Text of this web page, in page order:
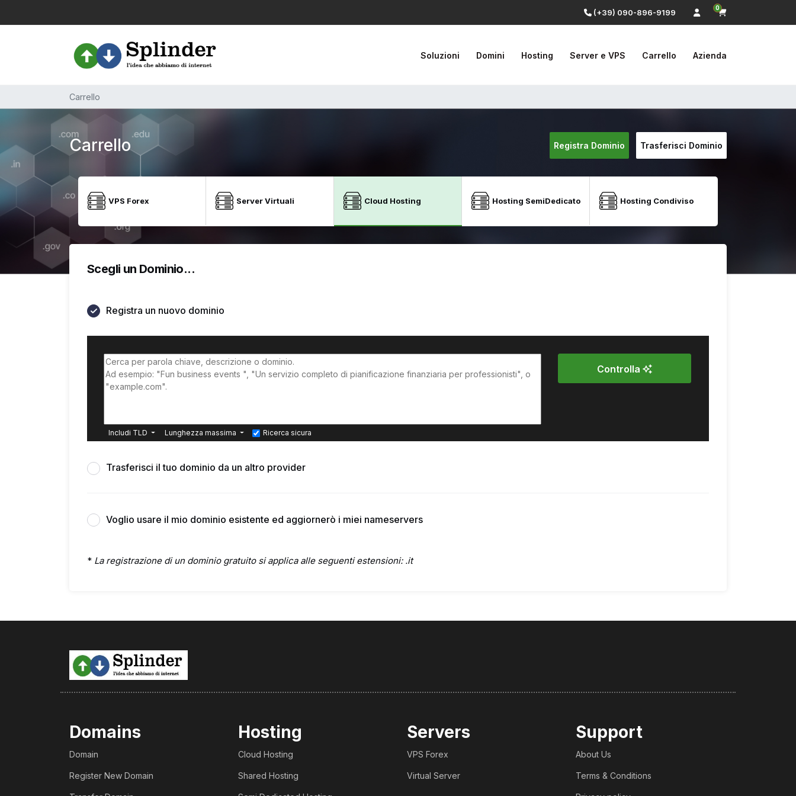
(+39) 090-896-9199 0
Soluzioni Domini Hosting Server e VPS Carrello Azienda
Carrello
Carrello Registra Dominio Trasferisci Dominio
VPS Forex Server Virtuali Cloud Hosting Hosting SemiDedicato Hosting Condiviso
Scegli un Dominio...
Registra un nuovo dominio
Controlla
Includi TLD Lunghezza massima Ricerca sicura
Trasferisci il tuo dominio da un altro provider
Voglio usare il mio dominio esistente ed aggiornerò i miei nameservers
* La registrazione di un dominio gratuito si applica alle seguenti estensioni: .it
Domains
Domain
Register New Domain
Hosting
Cloud Hosting
Shared Hosting
Servers
VPS Forex
Virtual Server
Support
About Us
Terms & Conditions